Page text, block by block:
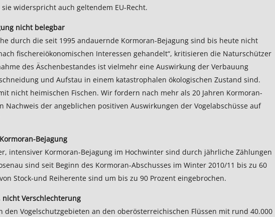
widerspricht auch geltendem EU-Recht.
nicht belegbar
durch die seit 1995 andauernde Kormoran-Bejagung sind bis heute nicht
fischereiökonomischen Interessen gehandelt“, kritisieren die Naturschützer
des Äschenbestandes ist vielmehr eine Auswirkung der Verbauung
und Aufstau in einem katastrophalen ökologischen Zustand sind.
nicht heimischen Fischen. Wir fordern nach mehr als 20 Jahren Kormoran-
der angeblichen positiven Auswirkungen der Vogelabschüsse auf
Bejagung
intensiver Kormoran-Bejagung im Hochwinter sind durch jährliche Zählungen
sind seit Beginn des Kormoran-Abschusses im Winter 2010/11 bis zu 60
Stock-und Reiherente sind um bis zu 90 Prozent eingebrochen.
nicht Verschlechterung
den Vogelschutzgebieten an den oberösterreichischen Flüssen mit rund 40.000